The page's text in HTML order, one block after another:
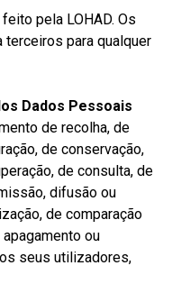
pela LOHAD. Os
para qualquer
Dados Pessoais
de recolha, de
de conservação,
de consulta, de
difusão ou
de comparação
ou
seus utilizadores,